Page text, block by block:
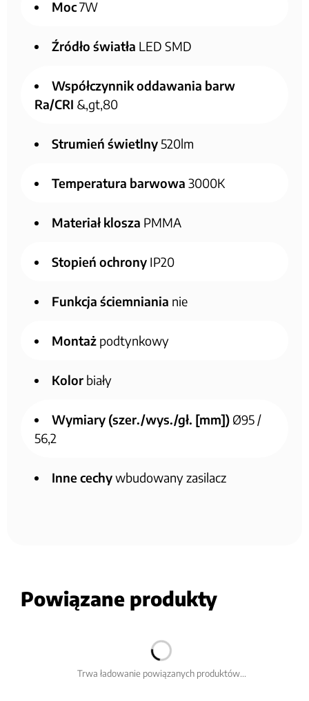
Moc7W
Źródło światła LED SMD
Współczynnik oddawania barw
Ra/CRI &,gt,80
Strumień świetlny520lm
Temperatura barwowa 3000K
Materiał klosza PMMA
Stopień ochrony IP20
Funkcja ściemniania nie
Montaż podtynkowy
Kolor biały
Wymiary (szer./wys./gł. [mm]) Ø95 /
56,2
Inne cechywbudowany zasilacz
Powiązane produkty
Trwa ładowanie powiązanych produktów...